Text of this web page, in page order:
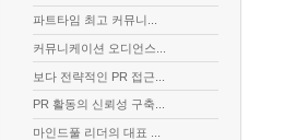
파트타임 최고 커뮤니...
커뮤니케이션 오디언스...
보다 전략적인 PR 접근...
PR 활동의 신뢰성 구축...
마인드풀 리더의 대표 ...